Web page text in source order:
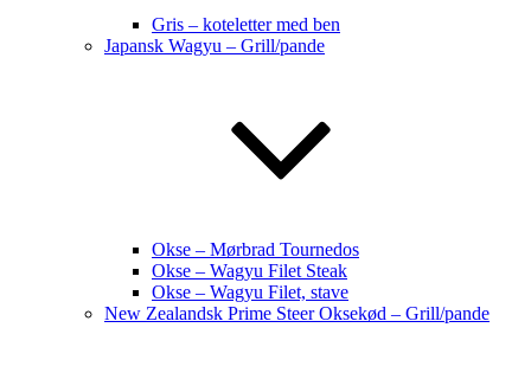
Gris – koteletter med ben
Japansk Wagyu – Grill/pande
Okse – Mørbrad Tournedos
Okse – Wagyu Filet Steak
Okse – Wagyu Filet, stave
New Zealandsk Prime Steer Oksekød – Grill/pande